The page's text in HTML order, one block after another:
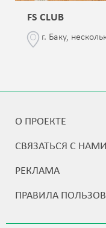
FS CLUB
г. Баку,
О ПРОЕКТЕ
СВЯЗАТЬСЯ С НАМИ
РЕКЛАМА
ПРАВИЛА